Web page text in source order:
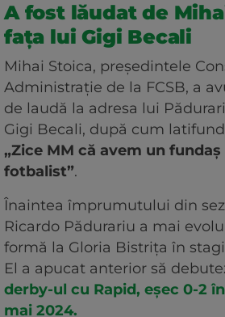
A fost lăudat de
fața lui Gigi Becali
Mihai Stoica, președintele
Administrație de la FCSB, a
de laudă la adresa lui
Gigi Becali, după cum
„Zice MM că avem un
fotbalist”.
Înaintea împrumutului din
Ricardo Pădurariu a mai
formă la Gloria Bistrița în
El a apucat anterior să
derby-ul cu Rapid, eșec 0-2
mai 2024.